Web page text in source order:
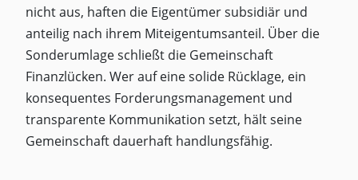
nicht aus, haften die Eigentümer subsidiär und
anteilig nach ihrem Miteigentumsanteil. Über die
Sonderumlage schließt die Gemeinschaft
Finanzlücken. Wer auf eine solide Rücklage, ein
konsequentes Forderungsmanagement und
transparente Kommunikation setzt, hält seine
Gemeinschaft dauerhaft handlungsfähig.